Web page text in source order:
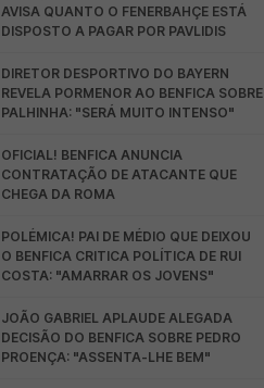
AVISA QUANTO O FENERBAHÇE ESTÁ
DISPOSTO A PAGAR POR PAVLIDIS
DIRETOR DESPORTIVO DO BAYERN
REVELA PORMENOR AO BENFICA SOBRE
PALHINHA: "SERÁ MUITO INTENSO"
OFICIAL! BENFICA ANUNCIA
CONTRATAÇÃO DE ATACANTE QUE
CHEGA DA ROMA
POLÉMICA! PAI DE MÉDIO QUE DEIXOU
O BENFICA CRITICA POLÍTICA DE RUI
COSTA: "AMARRAR OS JOVENS"
JOÃO GABRIEL APLAUDE ALEGADA
DECISÃO DO BENFICA SOBRE PEDRO
PROENÇA: "ASSENTA-LHE BEM"